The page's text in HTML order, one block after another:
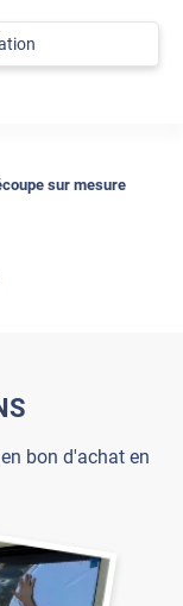
sur mesure
bon d'achat en